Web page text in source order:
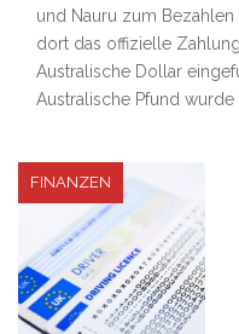
und Nauru zum
dort das offizielle
Australische Dollar
Australische Pfund wurde
FINANZEN